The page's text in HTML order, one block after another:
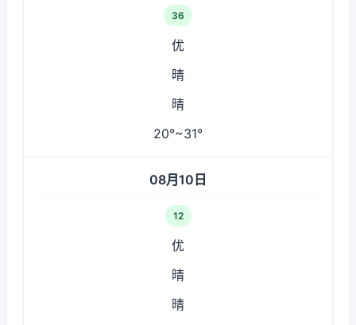
36
优
晴
晴
20°~31°
08月10日
12
优
晴
晴